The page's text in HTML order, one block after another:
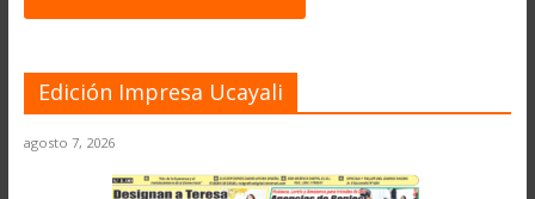
Edición Impresa Ucayali
agosto 7, 2026